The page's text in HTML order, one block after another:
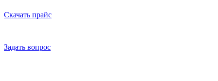
Скачать прайс
Задать вопрос